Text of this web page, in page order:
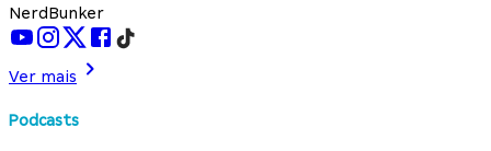
NerdBunker
Ver mais
Podcasts